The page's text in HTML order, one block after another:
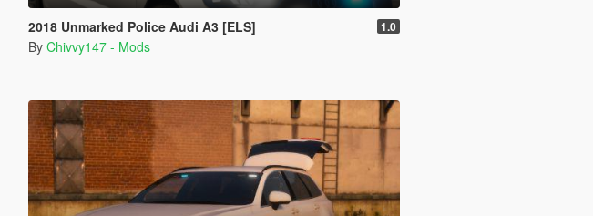
2018 Unmarked Police Audi A3 [ELS] 1.0
By Chivvy147 - Mods